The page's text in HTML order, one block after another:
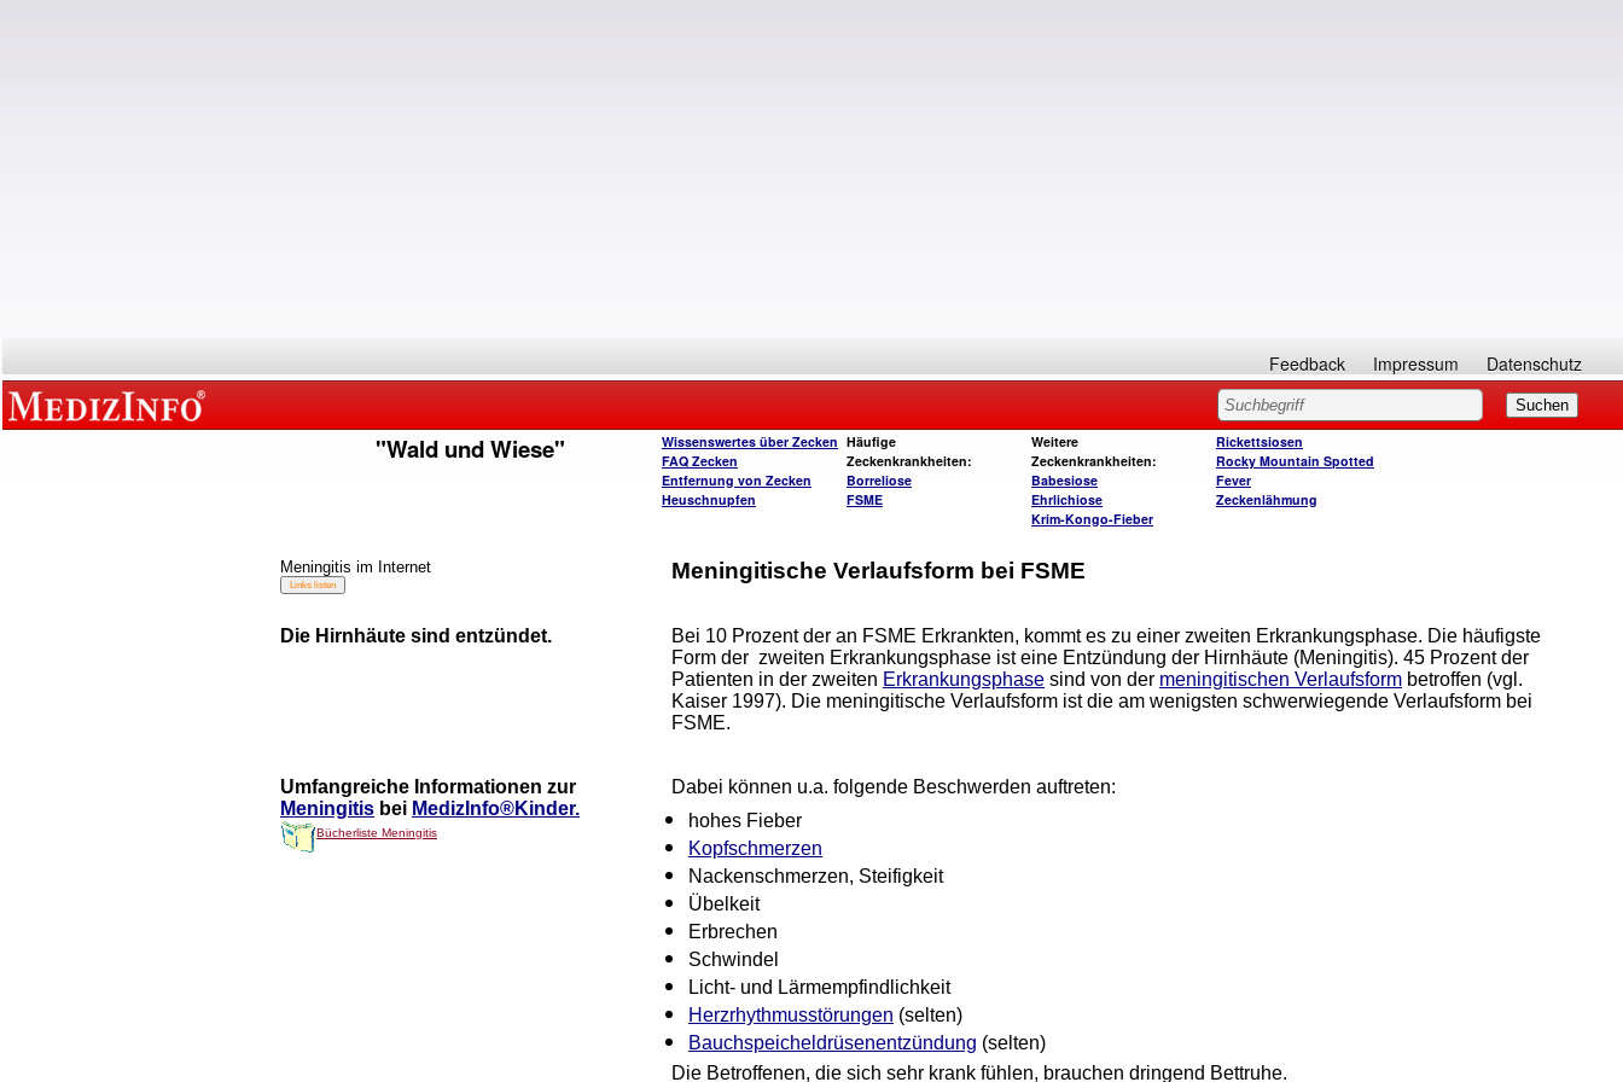
Feedback Impressum Datenschutz
"Wald und Wiese"
Wissenswertes über Zecken
FAQ Zecken
Entfernung von Zecken
Heuschnupfen
Häufige
Zeckenkrankheiten:
Borreliose
FSME
Weitere
Zeckenkrankheiten:
Babesiose
Ehrlichiose
Krim-Kongo-Fieber
Rickettsiosen
Rocky Mountain Spotted
Fever
Zeckenlähmung
Meningitis im Internet Meningitische Verlaufsform bei FSME
Die Hirnhäute sind entzündet.
Bei 10 Prozent der an FSME Erkrankten, kommt es zu einer zweiten Erkrankungsphase. Die häufigste
Form der zweiten Erkrankungsphase ist eine Entzündung der Hirnhäute (Meningitis). 45 Prozent der
Patienten in der zweiten Erkrankungsphase sind von der meningitischen Verlaufsform betroffen (vgl.
Kaiser 1997). Die meningitische Verlaufsform ist die am wenigsten schwerwiegende Verlaufsform bei
FSME.
Umfangreiche Informationen zur
Meningitis bei MedizInfo®Kinder.
Bücherliste Meningitis
Dabei können u.a. folgende Beschwerden auftreten:
hohes Fieber
Kopfschmerzen
Nackenschmerzen, Steifigkeit
Übelkeit
Erbrechen
Schwindel
Licht- und Lärmempfindlichkeit
Herzrhythmusstörungen (selten)
Bauchspeicheldrüsenentzündung (selten)
Die Betroffenen, die sich sehr krank fühlen, brauchen dringend Bettruhe.